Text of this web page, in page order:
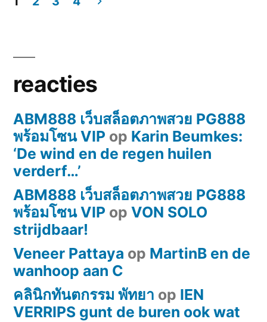
in
een
eeuwige
deining…
paginering
reacties
ABM888 เว็บสล็อตภาพสวย PG888
พร้อมโซน VIP op Karin Beumkes:
‘De wind en de regen huilen
verderf…’
ABM888 เว็บสล็อตภาพสวย PG888
พร้อมโซน VIP op VON SOLO
strijdbaar!
Veneer Pattaya op MartinB en de
wanhoop aan C
คลินิกทันตกรรม พัทยา op IEN
VERRIPS gunt de buren ook wat